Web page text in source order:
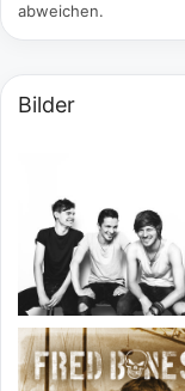
abweichen.
Bilder